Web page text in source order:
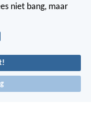
niet bang, maar